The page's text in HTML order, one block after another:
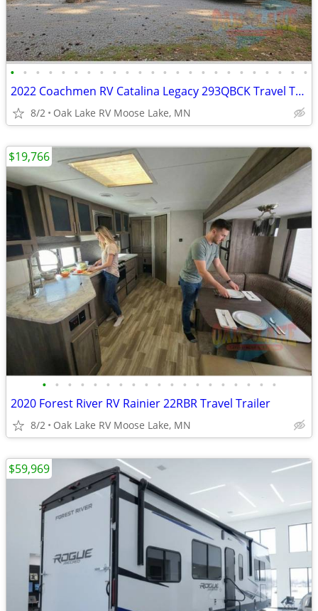
• • • • • • • • • • • • • • • • • • • • • • • •
2022 Coachmen RV Catalina Legacy 293QBCK Travel Trailer
8/2 Oak Lake RV Moose Lake, MN
• • • • • • • • • • • • • • • • • • •
2020 Forest River RV Rainier 22RBR Travel Trailer
8/2 Oak Lake RV Moose Lake, MN
$19,766
$59,969